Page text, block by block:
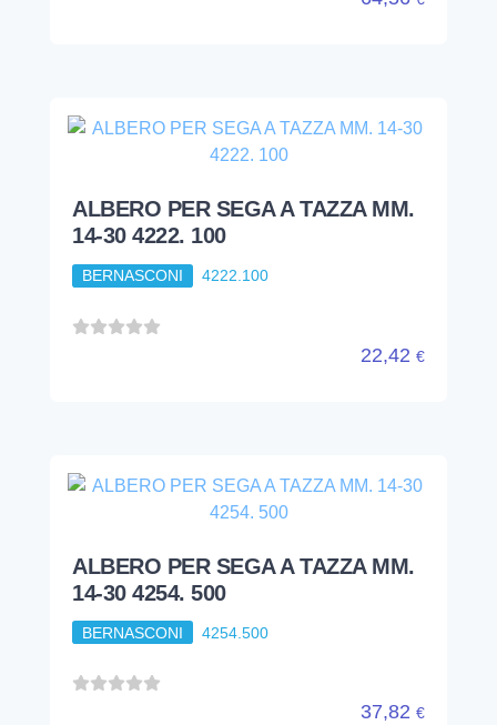
ALBERO PER SEGA A TAZZA MM.
14-30 4222. 100
BERNASCONI 4222.100
22,42 €
ALBERO PER SEGA A TAZZA MM.
14-30 4254. 500
BERNASCONI 4254.500
37,82 €